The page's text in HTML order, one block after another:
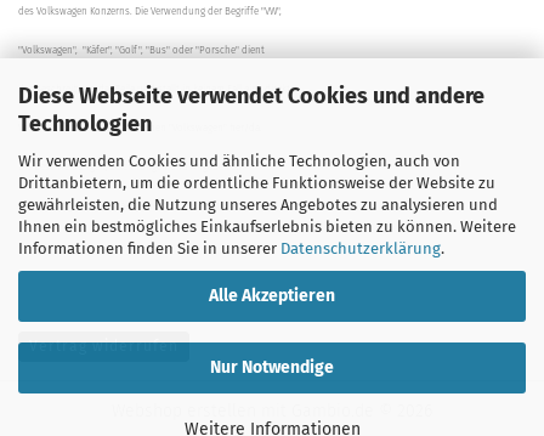
Diese Webseite verwendet Cookies und andere
Technologien
Wir verwenden Cookies und ähnliche Technologien, auch von
Drittanbietern, um die ordentliche Funktionsweise der Website zu
gewährleisten, die Nutzung unseres Angebotes zu analysieren und
Ihnen ein bestmögliches Einkaufserlebnis bieten zu können. Weitere
Informationen finden Sie in unserer Datenschutzerklärung.
Alle Akzeptieren
Nur Notwendige
Weitere Informationen
des Volkswagen Konzerns. Die Verwendung der Begriffe "VW",
"Volkswagen", "Käfer", "Golf", "Bus" oder "Porsche" dient
der Beschreibung der Teile und stellt in keinem Fall eine direkte
Verbindung zu dem Unternehmen "Volkswagen" her/da.
Die Beschreibungen, Zeichnungen und Angaben zur
Verwendung sind sorgfältig überprüft worden.
Vertrag widerrufen